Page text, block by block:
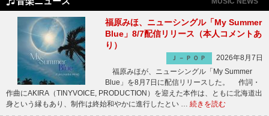
福原みほ、ニューシングル「My Summer
Blue」8/7配信リリース（本人コメントあ
り）
Ｊ－ＰＯＰ
2026年8月7日
福原みほが、ニューシングル「My Summer
Blue」を8月7日に配信リリースした。 作詞・
作曲にAKIRA（TINYVOICE, PRODUCTION）を迎えた本作は、ともに北海道出
身という縁もあり、制作は終始和やかに進行したとい … 続きを読む